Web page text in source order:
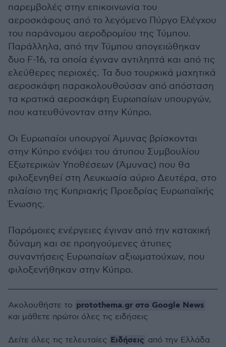
παρεμβολές στην επικοινωνία του
αεροσκάφους από το λεγόμενο Πύργο Ελέγχου
του παράνομου αεροδρομίου της Τύμπου.
Παράλληλα, από την Τύμπου απογειώθηκαν
δυο F-16, τα οποία έγιναν αντιληπτά και από τις
ελεύθερες περιοχές. Τα δυο τουρκικά μαχητικά
αεροσκάφη παρακολουθούσαν από απόσταση
τα κρατικά αεροσκάφη Ευρωπαίων υπουργών,
που κατευθύνονταν στην Κύπρο.
Οι Ευρωπαίοι υπουργοί Άμυνας βρίσκονται
στην Κύπρο ενόψει του άτυπου Συμβουλίου
Εξωτερικών Υποθέσεων (Άμυνας) που θα
φιλοξενηθεί στη Λευκωσία αύριο Δευτέρα, στο
πλαίσιο της Κυπριακής Προεδρίας Ευρωπαϊκής
Ένωσης.
Παρόμοιες ενέργειες έγιναν από την κατοχική
δύναμη και σε προηγούμενες άτυπες
συναντήσεις Ευρωπαίων αξιωματούχων, που
φιλοξενήθηκαν στην Κύπρο.
Ακολουθήστε το protothema.gr στο Google News
και μάθετε πρώτοι όλες τις ειδήσεις
Δείτε όλες τις τελευταίες Ειδήσεις από την Ελλάδα